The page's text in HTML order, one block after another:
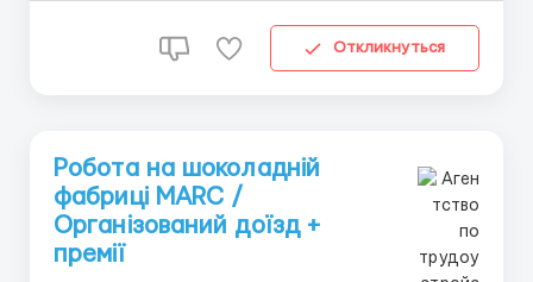
Откликнуться
Робота на шоколадній
фабриці MARC /
Організований доїзд +
премії